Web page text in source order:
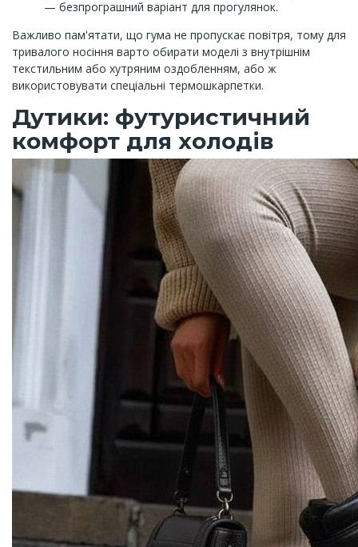
— безпрограшний варіант для прогулянок.
Важливо пам'ятати, що гума не пропускає повітря, тому для
тривалого носіння варто обирати моделі з внутрішнім
текстильним або хутряним оздобленням, або ж
використовувати спеціальні термошкарпетки.
Дутики: футуристичний
комфорт для холодів